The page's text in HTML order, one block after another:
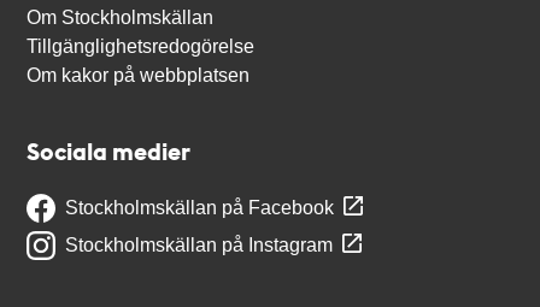
Om Stockholmskällan
Tillgänglighetsredogörelse
Om kakor på webbplatsen
Sociala medier
Stockholmskällan på Facebook
Stockholmskällan på Instagram